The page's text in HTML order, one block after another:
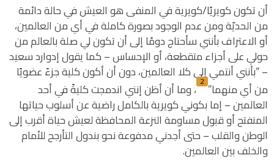
أن تكون كويريًا/كويرية في المنفى هو العيش في حالة دائمة
من الحديّة ومن عدم الوجود بصورة كاملة في أي من العالمين،
أو الاعتراف بأنني سأحتاج دومًا إلى أن تكون لي صلة بالعالم من
حولي على أجزاء متقطعة، أو الإحساس – كما يقول إدوارد سعيد
– “بأنني أنتمي إلى كلا العالمين، دون أن أكون كلية جزءً عضويًا
من أي منهما” 2 ، وما أن أظن إنني اندمجت كليةً في أحد
العالمين – إما بكوني كويرية بالكامل راضية عن أسلوب حياتها
المنفتح أو قبول مساومة النزعة المحافظة لعيش حياة أقرب إلى
الوطن والقلب – حتى أجدني مدفوعة نحو بندول التأرجح للأمام
والخلف بين العالمين.